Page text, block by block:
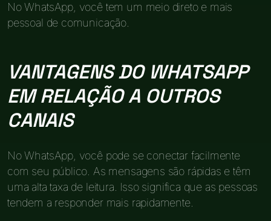
No WhatsApp, você tem um meio direto e mais
pessoal de comunicação.
VANTAGENS DO WHATSAPP
EM RELAÇÃO A OUTROS
CANAIS
No WhatsApp, você pode se conectar facilmente
com seu público. As mensagens são rápidas e têm
uma alta taxa de leitura. Isso significa que as pessoas
tendem a responder mais rapidamente.